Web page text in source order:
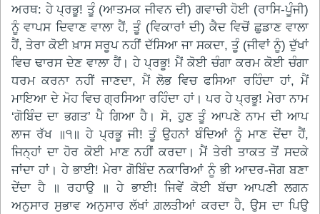
ਅਰਥ: ਹੇ ਪ੍ਰਭੂ! ਤੂੰ (ਆਤਮਕ ਜੀਵਨ ਦੀ) ਗਵਾਚੀ ਹੋਈ (ਰਾਸਿ-ਪੂੰਜੀ)
ਨੂੰ ਵਾਪਸ ਦਿਵਾਣ ਵਾਲਾ ਹੈਂ, ਤੂੰ (ਵਿਕਾਰਾਂ ਦੀ) ਕੈਦ ਵਿਚੋਂ ਛੁਡਾਣ ਵਾਲਾ
ਹੈਂ, ਤੇਰਾ ਕੋਈ ਖ਼ਾਸ ਸਰੂਪ ਨਹੀਂ ਦੱਸਿਆ ਜਾ ਸਕਦਾ, ਤੂੰ (ਜੀਵਾਂ ਨੂੰ) ਦੁੱਖਾਂ
ਵਿਚ ਢਾਰਸ ਦੇਣ ਵਾਲਾ ਹੈਂ। ਹੇ ਪ੍ਰਭੂ! ਮੈਂ ਕੋਈ ਚੰਗਾ ਕਰਮ ਕੋਈ ਚੰਗਾ
ਧਰਮ ਕਰਨਾ ਨਹੀਂ ਜਾਣਦਾ, ਮੈਂ ਲੋਭ ਵਿਚ ਫਸਿਆ ਰਹਿੰਦਾ ਹਾਂ, ਮੈਂ
ਮਾਇਆ ਦੇ ਮੋਹ ਵਿਚ ਗ੍ਰਸਿਆ ਰਹਿੰਦਾ ਹਾਂ। ਪਰ ਹੇ ਪ੍ਰਭੂ! ਮੇਰਾ ਨਾਮ
‘ਗੋਬਿੰਦ ਦਾ ਭਗਤ’ ਪੈ ਗਿਆ ਹੈ। ਸੋ, ਹੁਣ ਤੂੰ ਆਪਣੇ ਨਾਮ ਦੀ ਆਪ
ਲਾਜ ਰੱਖ ॥੧॥ ਹੇ ਪ੍ਰਭੂ ਜੀ! ਤੂੰ ਉਹਨਾਂ ਬੰਦਿਆਂ ਨੂੰ ਮਾਣ ਦੇਂਦਾ ਹੈਂ,
ਜਿਨ੍ਹਾਂ ਦਾ ਹੋਰ ਕੋਈ ਮਾਣ ਨਹੀਂ ਕਰਦਾ। ਮੈਂ ਤੇਰੀ ਤਾਕਤ ਤੋਂ ਸਦਕੇ
ਜਾਂਦਾ ਹਾਂ। ਹੇ ਭਾਈ! ਮੇਰਾ ਗੋਬਿੰਦ ਨਕਾਰਿਆਂ ਨੂੰ ਭੀ ਆਦਰ-ਜੋਗ ਬਣਾ
ਦੇਂਦਾ ਹੈ ॥ ਰਹਾਉ ॥ ਹੇ ਭਾਈ! ਜਿਵੇਂ ਕੋਈ ਬੱਚਾ ਆਪਣੀ ਲਗਨ
ਅਨੁਸਾਰ ਸੁਭਾਵ ਅਨੁਸਾਰ ਲੱਖਾਂ ਗ਼ਲਤੀਆਂ ਕਰਦਾ ਹੈ, ਉਸ ਦਾ ਪਿਉ